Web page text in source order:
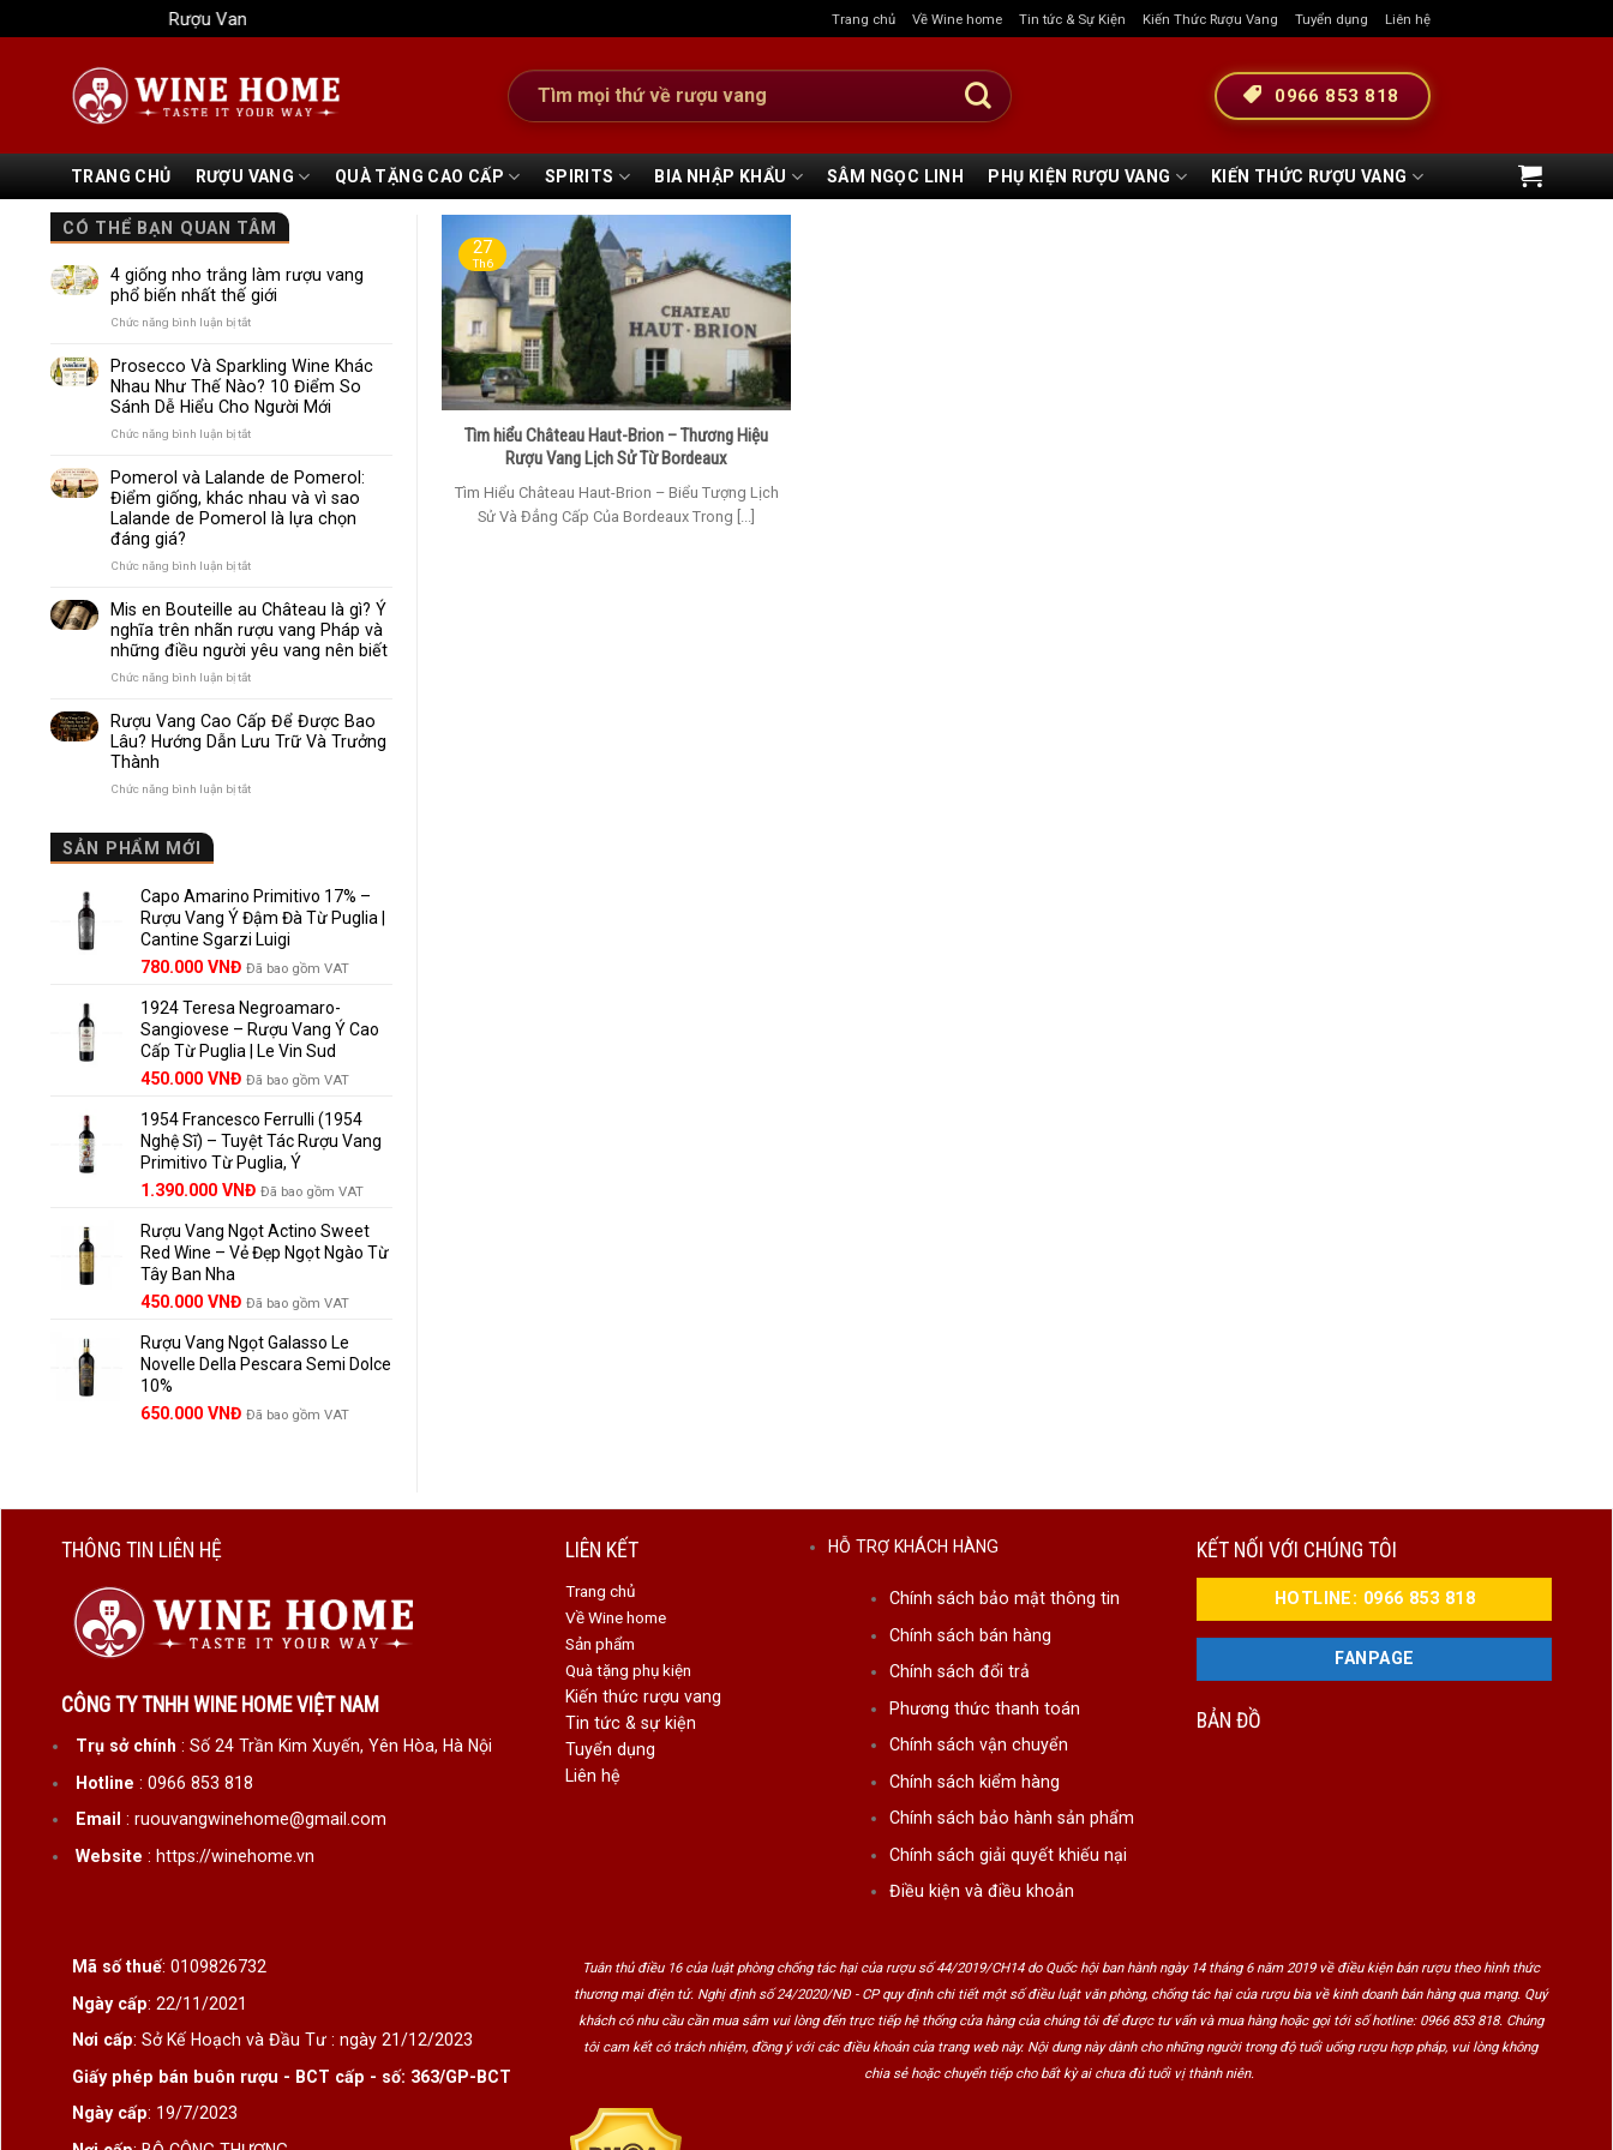
qua
Rượu Vang Wine Home Trang chủ Về Wine home Tin tức & Sự Kiện Kiến Thức Rượu Vang Tuyển dụng Liên hệ
Tìm
kiếm:
0966 853 818
TRANG CHỦ RƯỢU VANG QUÀ TẶNG CAO CẤP SPIRITS BIA NHẬP KHẨU SÂM NGỌC LINH PHỤ KIỆN RƯỢU VANG KIẾN THỨC RƯỢU VANG
CÓ THỂ BẠN QUAN TÂM
4 giống nho trắng làm rượu vang
phổ biến nhất thế giới
Chức năng bình luận bị tắtở
giống
nho
trắng
làm
biến
nhất
thế
Prosecco Và Sparkling Wine Khác
Nhau Như Thế Nào? 10 Điểm So
Sánh Dễ Hiểu Cho Người Mới
Chức năng bình luận bị tắtở
Và
Sparkling
Wine
Khác
10
Điểm
So
Dễ
Cho
Người
Pomerol và Lalande de Pomerol:
Điểm giống, khác nhau và vì sao
Lalande de Pomerol là lựa chọn
đáng giá?
Chức năng bình luận bị tắtở
Lalande
de
Pomerol:
nhau
và
chọn
đáng
giá?
Mis en Bouteille au Château là gì? Ý
nghĩa trên nhãn rượu vang Pháp và
những điều người yêu vang nên biết
Chức năng bình luận bị tắtở
en
Bouteille
au
rượu
vang
Pháp
và
những
yêu
vang
nên
Rượu Vang Cao Cấp Để Được Bao
Lâu? Hướng Dẫn Lưu Trữ Và Trưởng
Thành
Chức năng bình luận bị tắtở
Được
Bao
Lâu?
Hướng
Dẫn
Trữ
Và
Trưởng
Thành
SẢN PHẨM MỚI
Capo Amarino Primitivo 17% –
Rượu Vang Ý Đậm Đà Từ Puglia |
Cantine Sgarzi Luigi
Giá
là:
858.000 VNĐ.
780.000 VNĐGiá
tại
là:
780.000 VNĐ.
Đã bao gồm VAT
1924 Teresa Negroamaro-
Sangiovese – Rượu Vang Ý Cao
Cấp Từ Puglia | Le Vin Sud
Giá
là:
495.000 VNĐ.
450.000 VNĐGiá
tại
là:
450.000 VNĐ.
Đã bao gồm VAT
1954 Francesco Ferrulli (1954
Nghệ Sĩ) – Tuyệt Tác Rượu Vang
Primitivo Từ Puglia, Ý
Giá
là:
1.529.000 VNĐ.
1.390.000 VNĐGiá
tại
là:
Đã bao gồm VAT
Rượu Vang Ngọt Actino Sweet
Red Wine – Vẻ Đẹp Ngọt Ngào Từ
Tây Ban Nha
450.000 VNĐ Đã bao gồm VAT
Rượu Vang Ngọt Galasso Le
Novelle Della Pescara Semi Dolce
10%
650.000 VNĐ Đã bao gồm VAT
Tìm hiểu Château Haut-Brion – Thương Hiệu
Rượu Vang Lịch Sử Từ Bordeaux
Tìm Hiểu Château Haut-Brion – Biểu Tượng Lịch
Sử Và Đẳng Cấp Của Bordeaux Trong [...]
27
Th6
THÔNG TIN LIÊN HỆ
CÔNG TY TNHH WINE HOME VIỆT NAM
Trụ sở chính : Số 24 Trần Kim Xuyến, Yên Hòa, Hà Nội
Hotline : 0966 853 818
Email : ruouvangwinehome@gmail.com
Website : https://winehome.vn
LIÊN KẾT
Trang chủ
Về Wine home
Sản phẩm
Quà tặng phụ kiện
Kiến thức rượu vang
Tin tức & sự kiện
Tuyển dụng
Liên hệ
HỖ TRỢ KHÁCH HÀNG
Chính sách bảo mật thông tin
Chính sách bán hàng
Chính sách đổi trả
Phương thức thanh toán
Chính sách vận chuyển
Chính sách kiểm hàng
Chính sách bảo hành sản phẩm
Chính sách giải quyết khiếu nại
Điều kiện và điều khoản
KẾT NỐI VỚI CHÚNG TÔI
HOTLINE: 0966 853 818
FANPAGE
BẢN ĐỒ
Mã số thuế: 0109826732
Ngày cấp: 22/11/2021
Nơi cấp: Sở Kế Hoạch và Đầu Tư : ngày 21/12/2023
Giấy phép bán buôn rượu - BCT cấp - số: 363/GP-BCT
Ngày cấp: 19/7/2023
Tuân thủ điều 16 của luật phòng chống tác hại của rượu số 44/2019/CH14 do Quốc hội ban hành ngày 14 tháng 6 năm 2019 về điều kiện bán rượu theo hình thức
thương mại điện tử. Nghị định số 24/2020/NĐ - CP quy định chi tiết một số điều luật văn phòng, chống tác hại của rượu bia về kinh doanh bán hàng qua mạng. Quý
khách có nhu cầu cần mua sắm vui lòng đến trực tiếp hệ thống cửa hàng của chúng tôi để được tư vấn và mua hàng hoặc gọi tới số hotline: 0966 853 818. Chúng
tôi cam kết có trách nhiệm, đồng ý với các điều khoản của trang web này. Nội dung này dành cho những người trong độ tuổi uống rượu hợp pháp, vui lòng không
chia sẻ hoặc chuyển tiếp cho bất kỳ ai chưa đủ tuổi vị thành niên.